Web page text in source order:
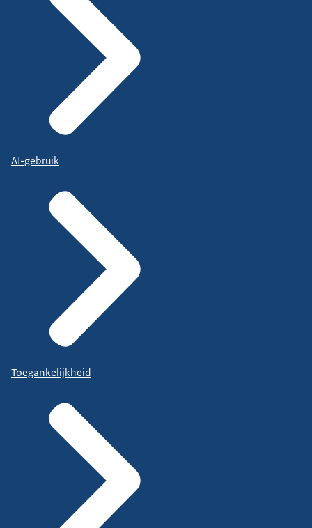
AI-gebruik
Toegankelijkheid